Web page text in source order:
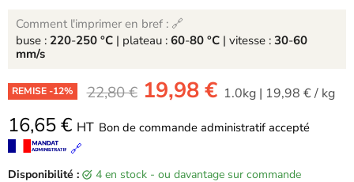
Comment l'imprimer en bref : 🔗
buse : 220-250 °C | plateau : 60-80 °C | vitesse : 30-60
mm/s
REMISE -12% -
22,80 € -
19,98 € 1.0kg | 19,98 €/ kg
16,65 € HT Bon de commande administratif accepté
🔗
Disponibilité : 4 en stock - ou davantage sur commande